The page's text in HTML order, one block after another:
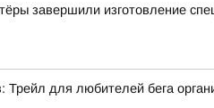
завершили изготовление
Трейл для любителей бега